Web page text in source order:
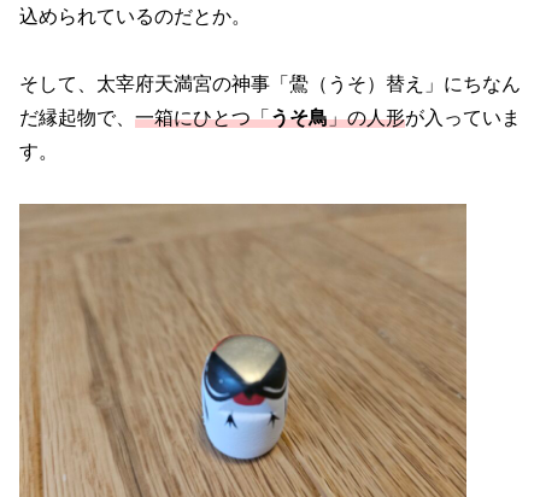
込められているのだとか。
そして、太宰府天満宮の神事「鷽（うそ）替え」にちなん
だ縁起物で、 一箱にひとつ「うそ鳥」の人形が入っていま
す。